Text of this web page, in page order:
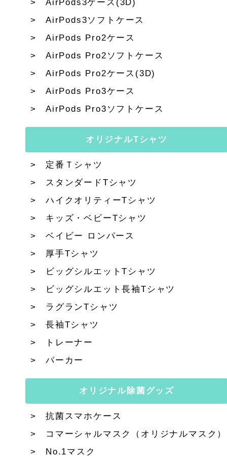
AirPods3ケース(3D)
AirPods3ソフトケース
AirPods Pro2ケース
AirPods Pro2ソフトケース
AirPods Pro2ケース(3D)
AirPods Pro3ケース
AirPods Pro3ソフトケース
オリジナルTシャツ
定番Ｔシャツ
スタンダードTシャツ
ハイクオリティーTシャツ
キッズ・ベビーTシャツ
ベイビー ロンパース
厚手Tシャツ
ビッグシルエットTシャツ
ビッグシルエット長袖Tシャツ
ラグランTシャツ
長袖Tシャツ
トレーナー
パーカー
オリジナル除菌グッズ
抗菌スマホケース
コマーシャルマスク（オリジナルマスク）
No.1マスク